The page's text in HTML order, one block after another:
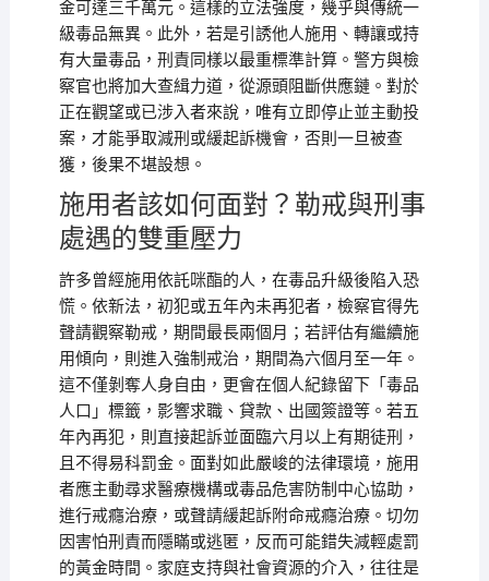
金可達三千萬元。這樣的立法強度，幾乎與傳統一
級毒品無異。此外，若是引誘他人施用、轉讓或持
有大量毒品，刑責同樣以最重標準計算。警方與檢
察官也將加大查緝力道，從源頭阻斷供應鏈。對於
正在觀望或已涉入者來說，唯有立即停止並主動投
案，才能爭取減刑或緩起訴機會，否則一旦被查
獲，後果不堪設想。
施用者該如何面對？勒戒與刑事
處遇的雙重壓力
許多曾經施用依託咪酯的人，在毒品升級後陷入恐
慌。依新法，初犯或五年內未再犯者，檢察官得先
聲請觀察勒戒，期間最長兩個月；若評估有繼續施
用傾向，則進入強制戒治，期間為六個月至一年。
這不僅剝奪人身自由，更會在個人紀錄留下「毒品
人口」標籤，影響求職、貸款、出國簽證等。若五
年內再犯，則直接起訴並面臨六月以上有期徒刑，
且不得易科罰金。面對如此嚴峻的法律環境，施用
者應主動尋求醫療機構或毒品危害防制中心協助，
進行戒癮治療，或聲請緩起訴附命戒癮治療。切勿
因害怕刑責而隱瞞或逃匿，反而可能錯失減輕處罰
的黃金時間。家庭支持與社會資源的介入，往往是